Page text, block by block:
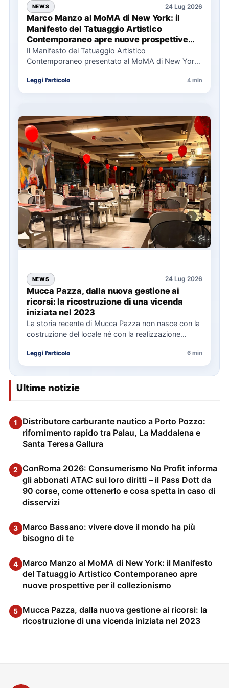
NEWS 24 Lug 2026
Marco Manzo al MoMA di New York: il
Manifesto del Tatuaggio Artistico
Contemporaneo apre nuove prospettive
per il collezionismo
Il Manifesto del Tatuaggio Artistico
Contemporaneo presentato al MoMA di New York
Leggi l'articolo 4 min
NEWS 24 Lug 2026
Mucca Pazza, dalla nuova gestione ai
ricorsi: la ricostruzione di una vicenda
iniziata nel 2023
La storia recente di Mucca Pazza non nasce con la
costruzione del locale né con la realizzazione
Leggi l'articolo 6 min
Ultime notizie
1
Distributore carburante nautico a Porto Pozzo:
rifornimento rapido tra Palau, La Maddalena e
Santa Teresa Gallura
2 ConRoma 2026: Consumerismo No Profit informa
gli abbonati ATAC sui loro diritti – il Pass Dott da
90 corse, come ottenerlo e cosa spetta in caso di
disservizi
3 Marco Bassano: vivere dove il mondo ha più
bisogno di te
4 Marco Manzo al MoMA di New York: il Manifesto
del Tatuaggio Artistico Contemporaneo apre
nuove prospettive per il collezionismo
5 Mucca Pazza, dalla nuova gestione ai ricorsi: la
ricostruzione di una vicenda iniziata nel 2023